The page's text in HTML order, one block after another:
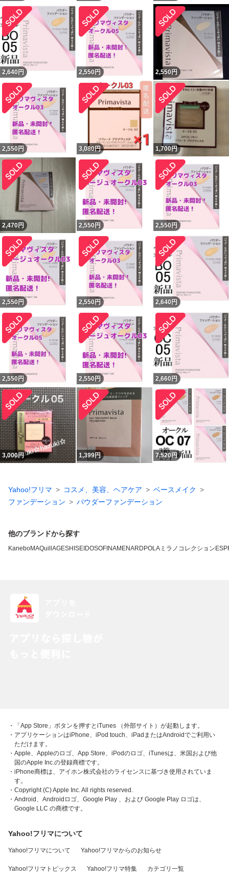
2,640 円 2,550円 2,550円
2,550円 3,080円 1,700円
2,470円 2,550円 2,550円
2,550円 2,550円 2,640 円
2,550円 2,550円 2,660 円
3,000円 1,399円 7,520円
Yahoo!フリマ コスメ、美容、ヘアケア
ベースメイク
ファンデーション
パウダーファンデーション
他のブランドから探す
KaneboMAQuillAGESHISEIDOSOFINAMENARD POLA ミラノコレクション
・「App Store」ボタンを押すとiTunes （外部サイト）が起動します。
・アプリケーションはiPhone、iPod touch、iPadまたはAndroidでご利用い
ただけます。
・Apple、Appleのロゴ、App Store、iPodのロゴ、iTunesは、米国および他
国のApple Inc.の登録商標です。
・iPhone商標は、アイホン株式会社のライセンスに基づき使用されていま
す。
・Copyright (C) Apple Inc. All rights reserved.
・Android、Androidロゴ、Google Play 、および Google Play ロゴは、
Google LLC の商標です。
Yahoo!フリマについて
Yahoo!フリマについて Yahoo!フリマからのお知らせ
Yahoo!フリマトピックス Yahoo!フリマ特集 カテゴリ一覧